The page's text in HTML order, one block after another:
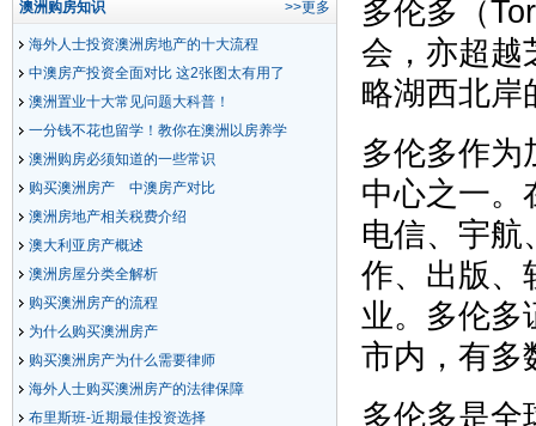
澳洲购房知识 >>更多
海外人士投资澳洲房地产的十大流程
中澳房产投资全面对比 这2张图太有用了
澳洲置业十大常见问题大科普！
一分钱不花也留学！教你在澳洲以房养学
澳洲购房必须知道的一些常识
购买澳洲房产 中澳房产对比
澳洲房地产相关税费介绍
澳大利亚房产概述
澳洲房屋分类全解析
购买澳洲房产的流程
为什么购买澳洲房产
购买澳洲房产为什么需要律师
海外人士购买澳洲房产的法律保障
布里斯班-近期最佳投资选择
多伦多（
会，亦超越
略湖西北岸
多伦多作为
中心之一。
电信、宇航
作、出版、
业。多伦多
市内，有多
多伦多是全